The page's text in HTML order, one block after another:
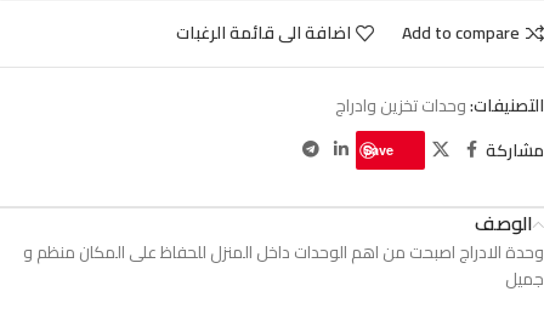
Add to compare
اضافة الى قائمة الرغبات
التصنيفات:وحدات تخزين وادراج
مشاركة
Save
الوصف
وحدة الادراج اصبحت من اهم الوحدات داخل المنزل للحفاظ على المكان منظم و
جميل